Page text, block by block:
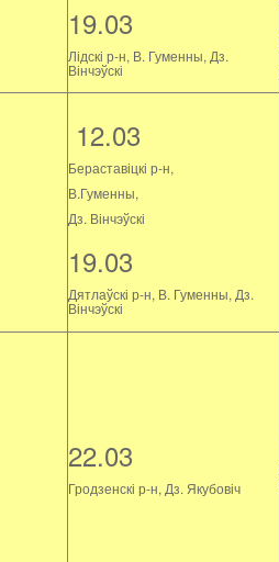
19.03
Лідскі р-н, В. Гуменны, Дз.
Вінчэўскі
12.03
Бераставіцкі р-н,
В.Гуменны,
Дз. Вінчэўскі
19.03
Дятлаўскі р-н, В. Гуменны, Дз.
Вінчэўскі
22.03
Гродзенскі р-н, Дз. Якубовіч